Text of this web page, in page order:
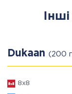
Dukaan (200
8x8